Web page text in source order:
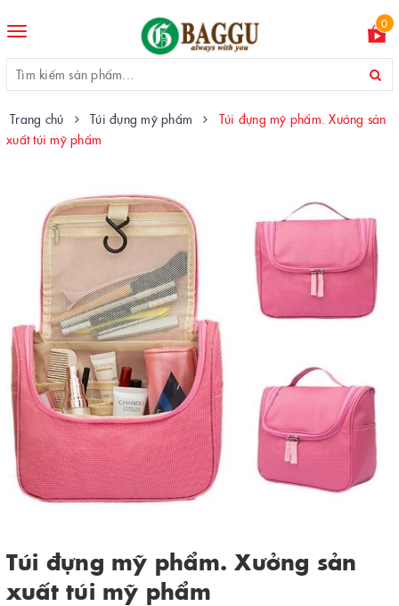
Toggle
0
Trang chủ Túi đựng mỹ phẩm
Túi đựng mỹ phẩm. Xưởng sản
xuất túi mỹ phẩm
Túi đựng mỹ phẩm. Xưởng sản
xuất túi mỹ phẩm